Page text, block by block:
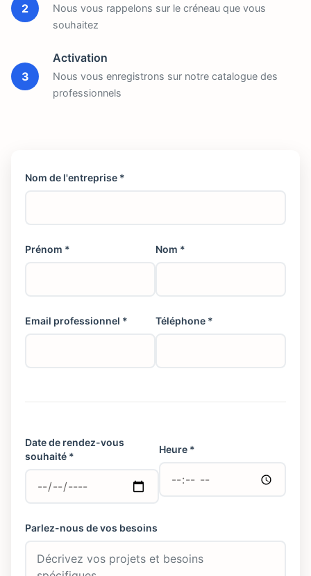
2
Nous vous rappelons sur le créneau que vous
souhaitez
3
Activation
Nous vous enregistrons sur notre catalogue des
professionnels
Nom de l'entreprise *
Prénom * Nom *
Email professionnel * Téléphone *
Date de rendez-vous
souhaité *
Heure *
Parlez-nous de vos besoins